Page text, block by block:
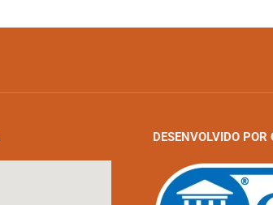
DESENVOLVIDO POR